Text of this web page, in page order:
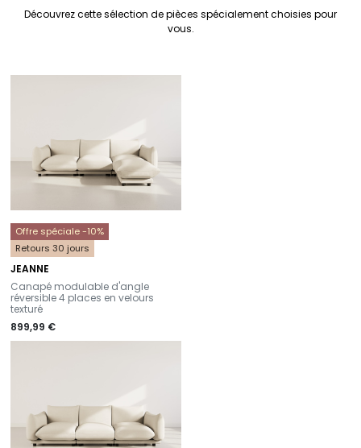
Découvrez cette sélection de pièces spécialement choisies pour
vous.
Offre spéciale -10%
Retours 30 jours
JEANNE
-
Canapé modulable d'angle
réversible 4 places en velours
texturé
899,99 €